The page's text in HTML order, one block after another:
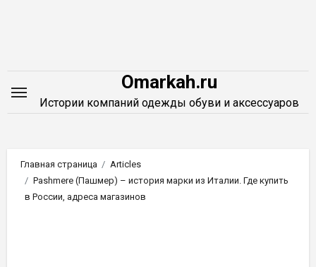
Omarkah.ru
Истории компаний одежды обуви и аксессуаров
Главная страница
Articles
Pashmere (Пашмер) – история марки из Италии. Где купить
в России, адреса магазинов